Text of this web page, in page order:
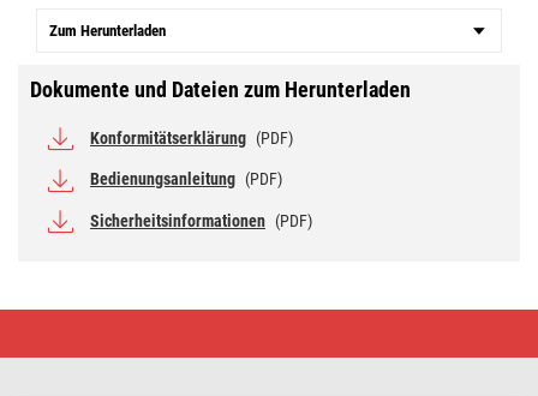
Zum Herunterladen
Dokumente und Dateien zum Herunterladen
Konformitätserklärung (PDF)
Bedienungsanleitung (PDF)
Sicherheitsinformationen (PDF)
VILLAGE